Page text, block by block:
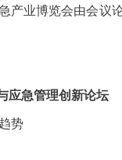
业博览会由会议
急管理创新论坛
势